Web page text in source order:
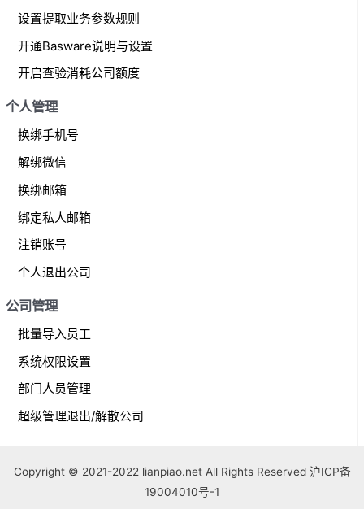
设置提取业务参数规则
开通Basware说明与设置
开启查验消耗公司额度
个人管理
换绑手机号
解绑微信
换绑邮箱
绑定私人邮箱
注销账号
个人退出公司
公司管理
批量导入员工
系统权限设置
部门人员管理
超级管理退出/解散公司
Copyright © 2021-2022 lianpiao.net All Rights Reserved 沪ICP备
19004010号-1